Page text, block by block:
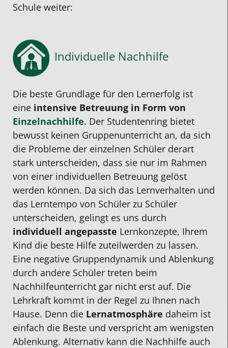
Schule weiter:
Individuelle Nachhilfe
Die beste Grundlage für den Lernerfolg ist
eine intensive Betreuung in Form von
Einzelnachhilfe. Der Studentenring bietet
bewusst keinen Gruppenunterricht an, da sich
die Probleme der einzelnen Schüler derart
stark unterscheiden, dass sie nur im Rahmen
von einer individuellen Betreuung gelöst
werden können. Da sich das Lernverhalten und
das Lerntempo von Schüler zu Schüler
unterscheiden, gelingt es uns durch
individuell angepasste Lernkonzepte, Ihrem
Kind die beste Hilfe zuteilwerden zu lassen.
Eine negative Gruppendynamik und Ablenkung
durch andere Schüler treten beim
Nachhilfeunterricht gar nicht erst auf. Die
Lehrkraft kommt in der Regel zu Ihnen nach
Hause. Denn die Lernatmosphäre daheim ist
einfach die Beste und verspricht am wenigsten
Ablenkung. Alternativ kann die Nachhilfe auch